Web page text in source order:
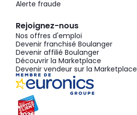
Alerte fraude
Rejoignez-nous
Nos offres d'emploi
Devenir franchisé Boulanger
Devenir affilié Boulanger
Découvrir la Marketplace
Devenir vendeur sur la Marketplace